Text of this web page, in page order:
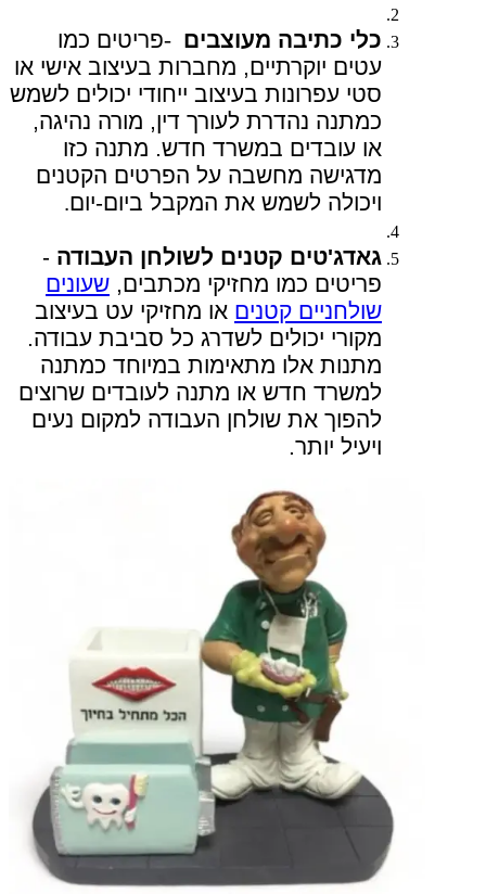
כלי כתיבה מעוצבים -פריטים כמו
עטים יוקרתיים, מחברות בעיצוב אישי או
סטי עפרונות בעיצוב ייחודי יכולים לשמש
כמתנה נהדרת לעורך דין, מורה נהיגה,
או עובדים במשרד חדש. מתנה כזו
מדגישה מחשבה על הפרטים הקטנים
ויכולה לשמש את המקבל ביום-יום.
גאדג'טים קטנים לשולחן העבודה -
פריטים כמו מחזיקי מכתבים, שעונים
שולחניים קטנים או מחזיקי עט בעיצוב
מקורי יכולים לשדרג כל סביבת עבודה.
מתנות אלו מתאימות במיוחד כמתנה
למשרד חדש או מתנה לעובדים שרוצים
להפוך את שולחן העבודה למקום נעים
ויעיל יותר.